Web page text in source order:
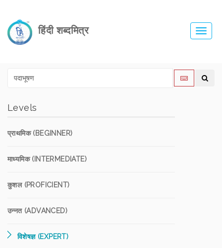
हिंदी शब्दमित्र
Levels
प्राथमिक (BEGINNER)
माध्यमिक (INTERMEDIATE)
कुशल (PROFICIENT)
उन्नत (ADVANCED)
विशेषज्ञ (EXPERT)